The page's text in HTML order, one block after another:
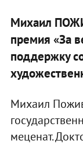
Михаил
премия «За
поддержку
Михаил
меценат.